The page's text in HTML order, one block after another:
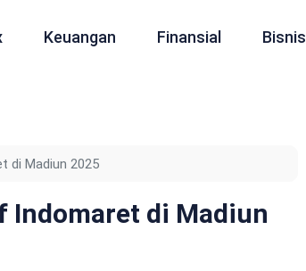
Keuangan Finansial Bisnis
di Madiun 2025
Indomaret di Madiun